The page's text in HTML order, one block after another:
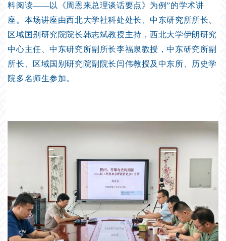
料阅读——以《周恩来总理谈话要点》为例”的学术讲
座。本场讲座由西北大学社科处处长、中东研究所所长、
区域国别研究院院长韩志斌教授主持，西北大学伊朗研究
中心主任、中东研究所副所长李福泉教授，中东研究所副
所长、区域国别研究院副院长闫伟教授及中东所、历史学
院多名师生参加。